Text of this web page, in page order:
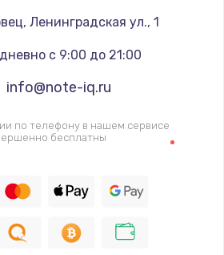
, Ленинградская ул., 1
с 9:00 до 21:00
info@note-iq.ru
по телефону в нашем сервисе
бесплатны